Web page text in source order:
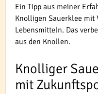
Ein Tipp aus meiner
Knolligen Sauerklee mit
Lebensmitteln. Das
aus den Knollen.
Knolliger
mit